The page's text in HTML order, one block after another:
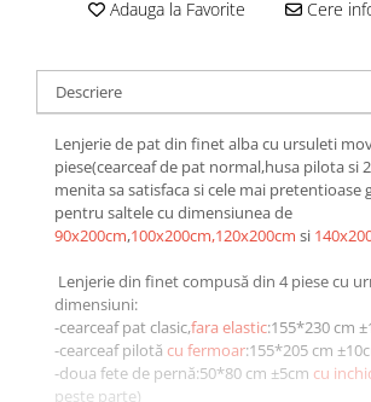
Bej
Verde
Imprimeu
Cu flori
Uni (1-2 culori)
Cu inimioare
Cu pisici
Cu Animal Print
Cu ursuleti
Adauga la Favorite Cere
Descriere
Lenjerie de pat din finet alba cu ursuleti
piese(cearceaf de pat normal,husa pilota si
menita sa satisfaca si cele mai pretentioase
pentru saltele cu dimensiunea de
90x200cm,100x200cm,120x200cm si
Lenjerie din finet compusă din 4 piese cu
dimensiuni:
-cearceaf pat clasic,fara elastic:155*230 cm
-cearceaf pilotă cu fermoar:155*205 cm
-doua fete de pernă:50*80 cm ±5cm cu
peste parte)